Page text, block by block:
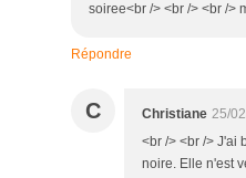
soiree<br /> <br /> <br />
Répondre
C Christiane 25/
<br /> <br /> J'ai
noire. Elle n'est